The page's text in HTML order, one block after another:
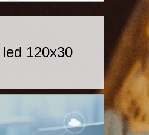
120x30